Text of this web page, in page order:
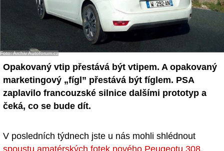
Sledujte nás!
Foto: Archiv Autoforum.cz
Opakovaný vtip přestává být vtipem. A opakovaný
marketingový „fígl” přestává být fíglem. PSA
zaplavilo francouzské silnice dalšími prototyp a
čeká, co se bude dít.
V posledních týdnech jste u nás mohli shlédnout
spoustu amatérských fotek nového Peugeotu 308,